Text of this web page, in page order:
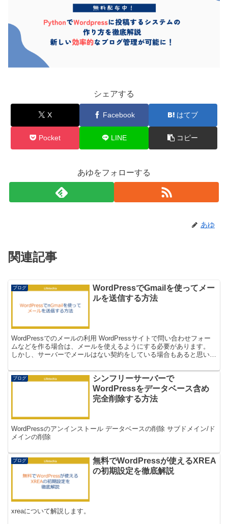
シェアする
X Facebook はてブ
Pocket LINE コピー
あゆをフォローする
あゆ
関連記事
ブログ
WordPressでGmailを使ってメー
ルを送信する方法
WordPressでのメールの利用 WordPressサイトで問い合わせフォー
ムなどを作る場合は、メールを使えるようにする必要があります。
しかし、サーバーでメールはない契約をしている場合もあると思いま
ブログ
シンフリーサーバーで
WordPressをデータベース含め
完全削除する方法
WordPressのアンインストール データベースの削除 サブドメイン/ド
メインの削除
ブログ
無料でWordPressが使えるXREA
の初期設定を徹底解説
xreaについて解説します。